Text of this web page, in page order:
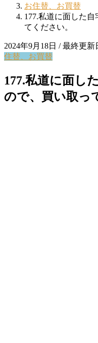
お住替、お買替
177.私道に面した
てください。
2024年9月18日 / 最終更新
住替、お買替
177.私道に面し
ので、買い取っ